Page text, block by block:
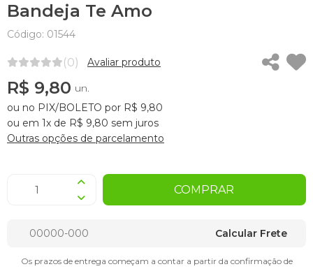
Bandeja Te Amo
Código: 01544
(0) Avaliar produto
R$ 9,80 un.
ou no PIX/BOLETO por R$ 9,80
ou em 1x de R$ 9,80 sem juros
Outras opções de parcelamento
COMPRAR
Calcular Frete
Os prazos de entrega começam a contar a partir da confirmação de